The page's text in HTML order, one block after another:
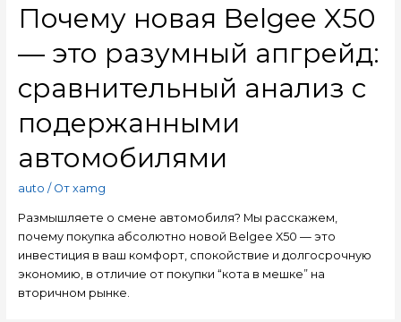
Почему новая Belgee X50
— это разумный апгрейд:
сравнительный анализ с
подержанными
автомобилями
auto / От xamg
Размышляете о смене автомобиля? Мы расскажем,
почему покупка абсолютно новой Belgee X50 — это
инвестиция в ваш комфорт, спокойствие и долгосрочную
экономию, в отличие от покупки “кота в мешке” на
вторичном рынке.